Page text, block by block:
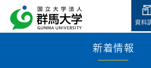
資料
新着情報